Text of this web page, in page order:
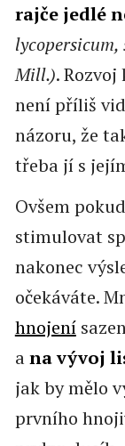
rajče jedlé
lycopersicum,
Mill.).
není příliš
názoru, že
třeba jí s
Ovšem
stimulovat
nakonec
očekáváte.
hnojení
ana vývoj
jak by mělo
prvního